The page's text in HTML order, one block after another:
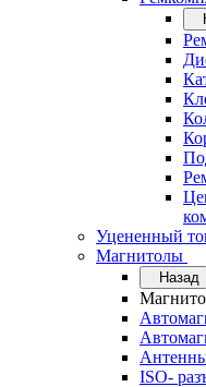
Уцененный
Магнитолы
Назад
ISO-